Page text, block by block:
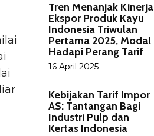
Tren Menanjak Kinerja
Ekspor Produk Kayu
Indonesia Triwulan
Pertama 2025, Modal
Hadapi Perang Tarif
16 April 2025
Kebijakan Tarif Impor
AS: Tantangan Bagi
Industri Pulp dan
Kertas Indonesia